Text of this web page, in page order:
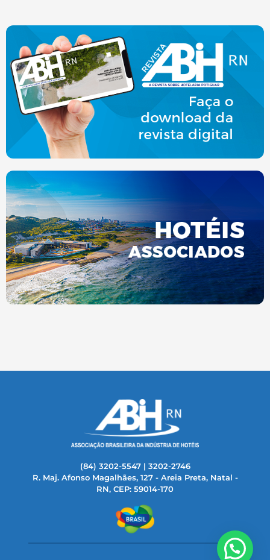
(84) 3202-5547 | 3202-2746
R. Maj. Afonso Magalhães, 127 - Areia Preta, Natal -
RN, CEP: 59014-170